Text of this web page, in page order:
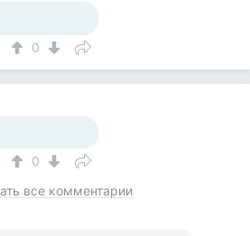
0
0
все комментарии